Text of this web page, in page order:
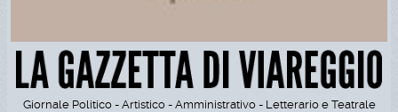
Giornale Politico - Artistico - Amministrativo - Letterario e Teatrale